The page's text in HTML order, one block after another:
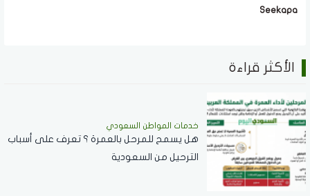
Seekapa
الأكثر قراءة
خدمات المواطن السعودي
هل يسمح للمرحل بالعمرة ؟ تعرف على أسباب
الترحيل من السعودية